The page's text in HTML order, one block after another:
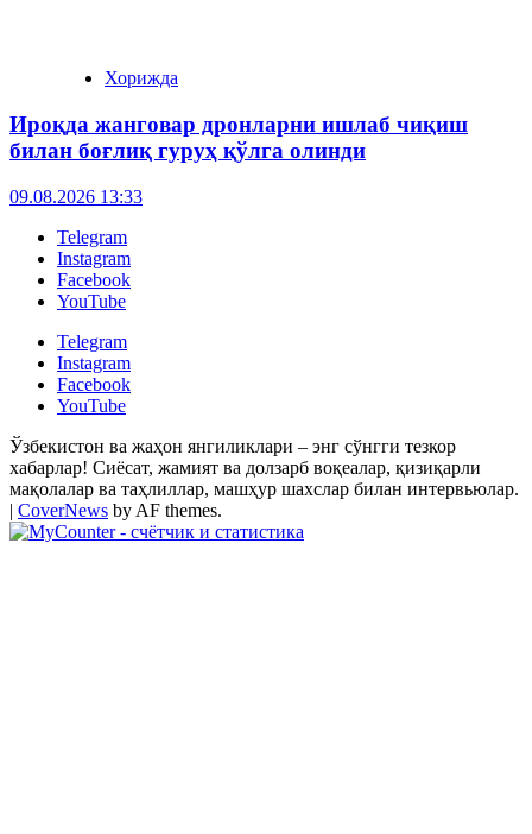
Хорижда
Ироқда жанговар дронларни ишлаб чиқиш
билан боғлиқ гуруҳ қўлга олинди
09.08.2026 13:33
Telegram
Instagram
Facebook
YouTube
Telegram
Instagram
Facebook
YouTube
Ўзбекистон ва жаҳон янгиликлари – энг сўнгги тезкор
хабарлар! Сиёсат, жамият ва долзарб воқеалар, қизиқарли
мақолалар ва таҳлиллар, машҳур шахслар билан интервьюлар.
| CoverNews by AF themes.